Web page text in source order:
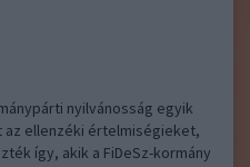
nyilvánosság egyik
ellenzéki értelmiségieket,
így, akik a FiDeSz-kormány